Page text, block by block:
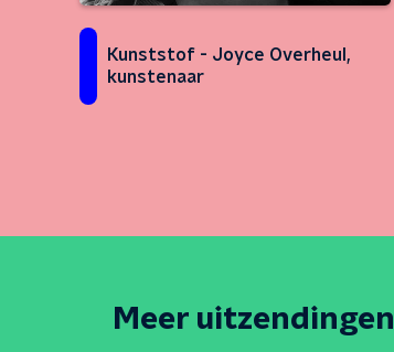
Kunststof - Joyce Overheul,
kunstenaar
Meer uitzendingen